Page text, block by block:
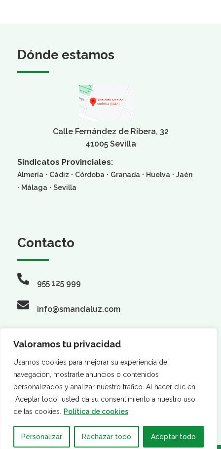
Valoramos tu privacidad
Usamos cookies para mejorar su experiencia de
navegación, mostrarle anuncios o contenidos
personalizados y analizar nuestro tráfico. Al hacer clic en
“Aceptar todo” usted da su consentimiento a nuestro uso
de las cookies.
Política de cookies
Personalizar Rechazar todo Aceptar todo
Dónde estamos
Calle Fernández de Ribera, 32
41005 Sevilla
Sindicatos Provinciales:
Almería · Cádiz · Córdoba · Granada · Huelva · Jaén
· Málaga · Sevilla
Contacto
955 125 999
info@smandaluz.com
Síguenos